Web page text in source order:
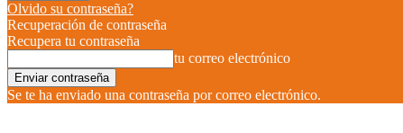
Olvido su contraseña?
Recuperación de contraseña
Recupera tu contraseña
tu correo electrónico
Se te ha enviado una contraseña por correo electrónico.